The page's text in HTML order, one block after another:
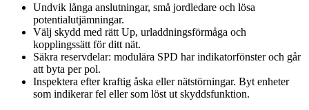
Undvik långa anslutningar, små jordledare och lösa
potentialutjämningar.
Välj skydd med rätt Up, urladdningsförmåga och
kopplingssätt för ditt nät.
Säkra reservdelar: modulära SPD har indikatorfönster och går
att byta per pol.
Inspektera efter kraftig åska eller nätstörningar. Byt enheter
som indikerar fel eller som löst ut skyddsfunktion.